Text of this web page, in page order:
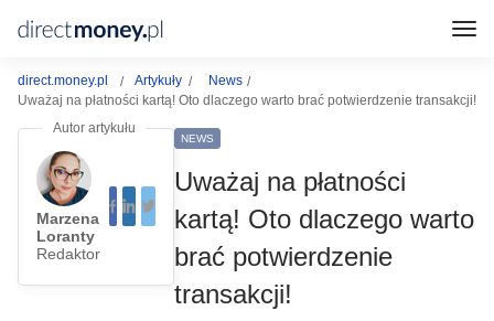
direct.money.pl Artykuły
News
Uważaj na płatności kartą! Oto dlaczego warto brać potwierdzenie transakcji!
Marzena
Loranty
Redaktor
NEWS
Uważaj na płatności
kartą! Oto dlaczego warto
brać potwierdzenie
transakcji!